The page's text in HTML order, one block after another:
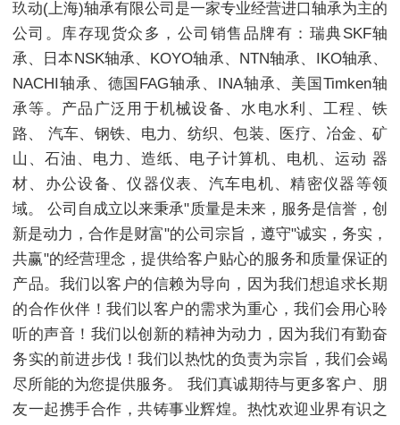
玖动(上海)轴承有限公司是一家专业经营进口轴承为主的
公司。库存现货众多，公司销售品牌有：瑞典SKF轴
承、日本NSK轴承、KOYO轴承、NTN轴承、IKO轴承、
NACHI轴承、德国FAG轴承、INA轴承、美国Timken轴
承等。产品广泛用于机械设备、水电水利、工程、铁
路、 汽车、钢铁、电力、纺织、包装、医疗、冶金、矿
山、石油、电力、造纸、电子计算机、电机、运动 器
材、办公设备、仪器仪表、汽车电机、精密仪器等领
域。 公司自成立以来秉承"质量是未来，服务是信誉，创
新是动力，合作是财富"的公司宗旨，遵守"诚实，务实，
共赢"的经营理念，提供给客户贴心的服务和质量保证的
产品。我们以客户的信赖为导向，因为我们想追求长期
的合作伙伴！我们以客户的需求为重心，我们会用心聆
听的声音！我们以创新的精神为动力，因为我们有勤奋
务实的前进步伐！我们以热忱的负责为宗旨，我们会竭
尽所能的为您提供服务。 我们真诚期待与更多客户、朋
友一起携手合作，共铸事业辉煌。热忱欢迎业界有识之